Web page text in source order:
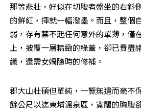
那等悲壯，好似在切腹者盤坐的右斜
的鮮紅，揮就一幅潑墨。而且，整個
弱，存有禁不起任何意外的單薄，僅
上，披覆一層精緻的綠蓋，卻已費盡
織，還需女媧隨時的修補。
郡大山壯碩但單純，一覽無遺而毫不
餘公尺以迄東埔溫泉區，寬闊的胸腹